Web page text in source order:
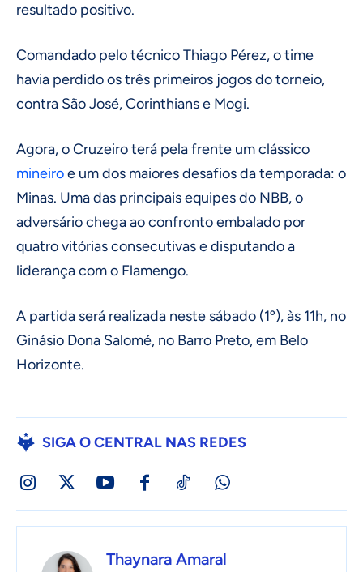
resultado positivo.
Comandado pelo técnico Thiago Pérez, o time
havia perdido os três primeiros jogos do torneio,
contra São José, Corinthians e Mogi.
Agora, o Cruzeiro terá pela frente um clássico
mineiroe um dos maiores desafios da temporada: o
Minas. Uma das principais equipes do NBB, o
adversário chega ao confronto embalado por
quatro vitórias consecutivas e disputando a
liderança com o Flamengo.
A partida será realizada neste sábado (1º), às 11h, no
Ginásio Dona Salomé, no Barro Preto, em Belo
Horizonte.
SIGA O CENTRAL NAS REDES
Thaynara Amaral